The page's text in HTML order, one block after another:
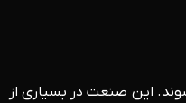
این صنعت در بسیاری از